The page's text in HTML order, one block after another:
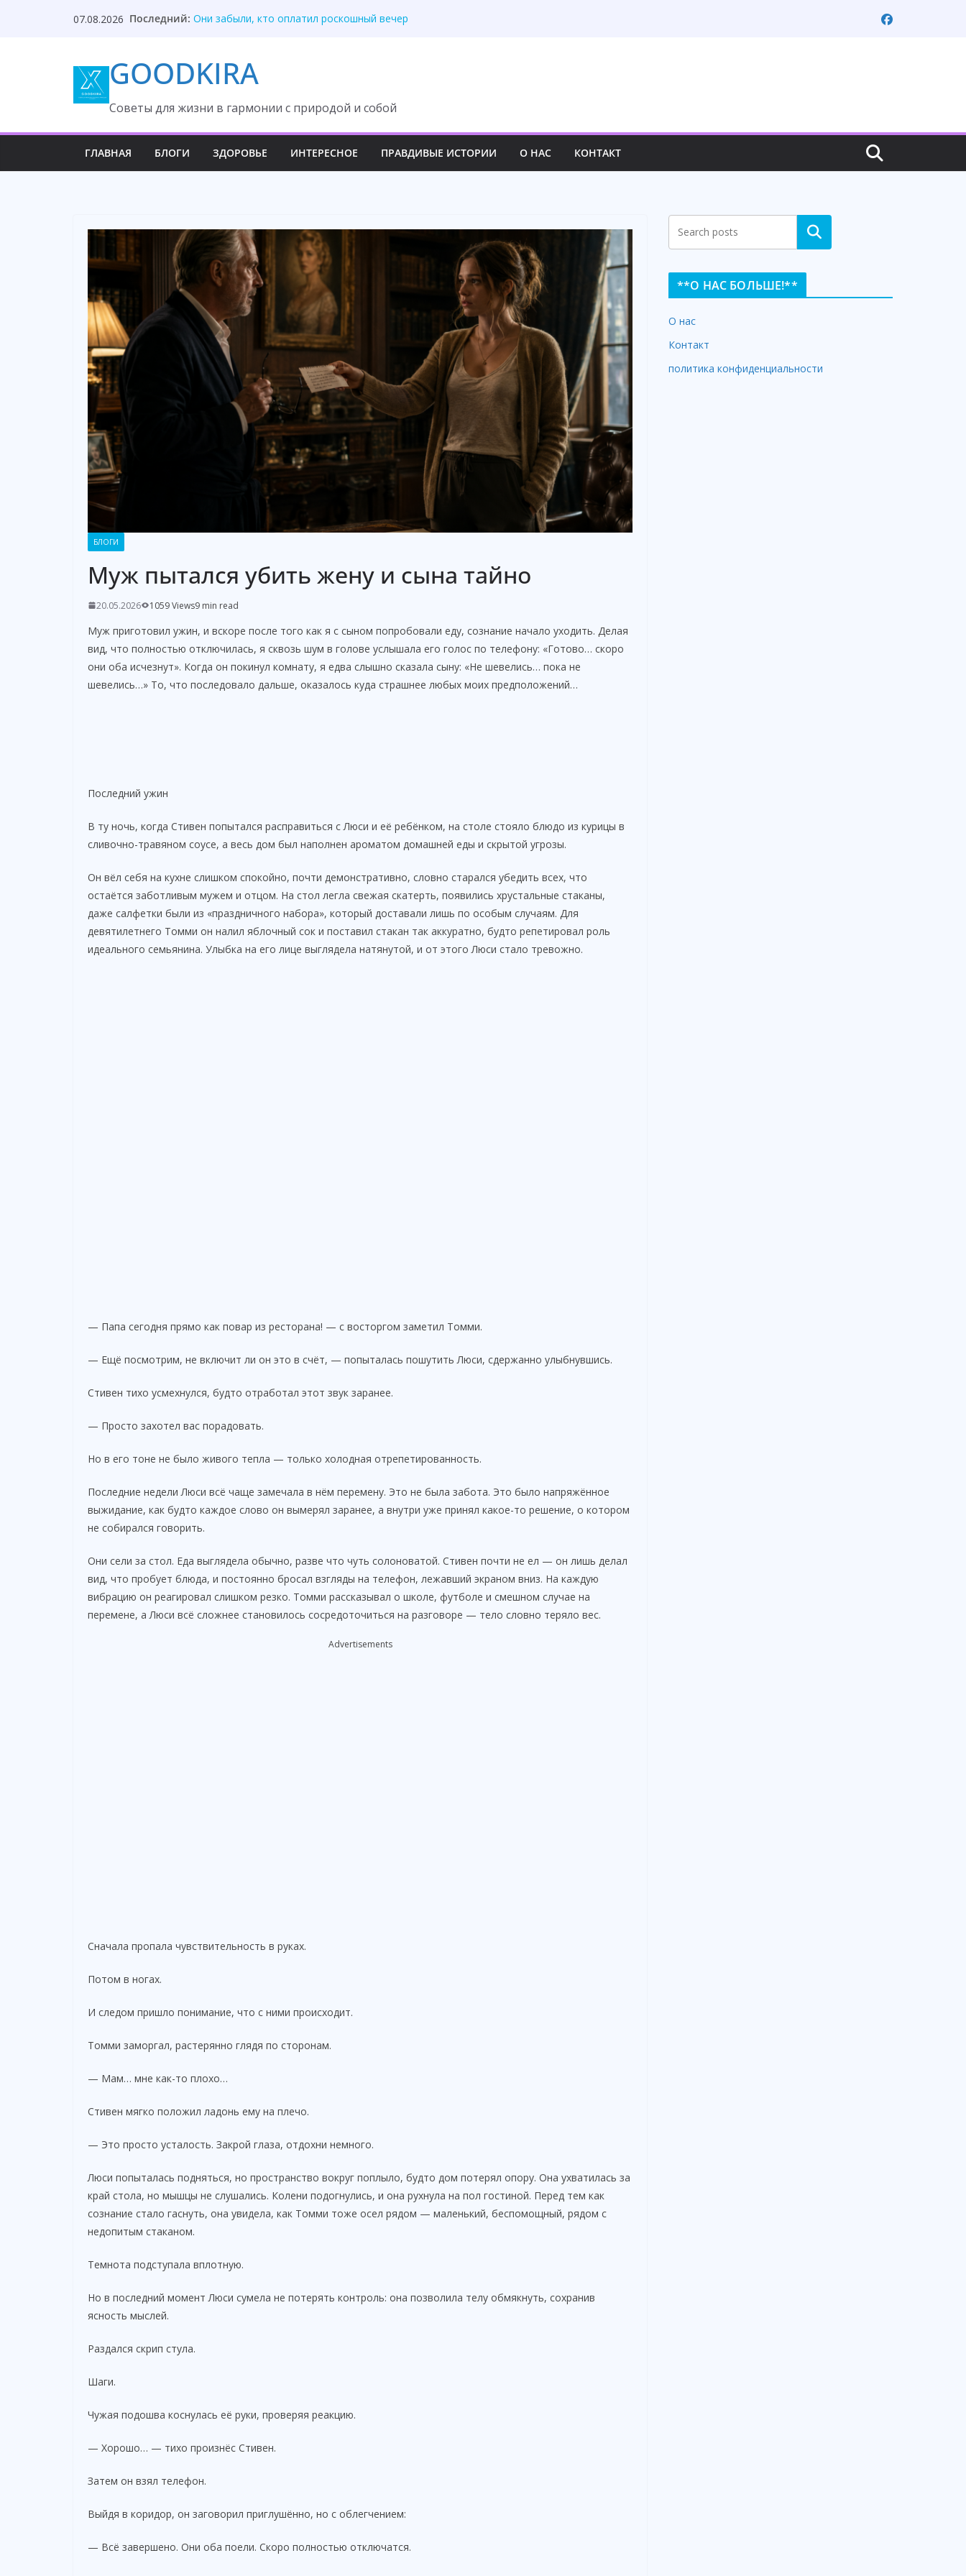
07.08.2026 Последний: Они забыли, кто оплатил роскошный вечер
После унижения невестка изменила свою жизнь
Твой приблудыш не получит с наследства ни
GOODKIRA
Cоветы для жизни в гармонии с природой и собой
ГЛАВНАЯ БЛОГИ ЗДОРОВЬЕ ИНТЕРЕСНОЕ ПРАВДИВЫЕ ИСТОРИИ О НАС КОНТАКТ
БЛОГИ
Муж пытался убить жену и сына тайно
20.05.2026 1059 Views9 min read
Муж приготовил ужин, и вскоре после того как я с сыном попробовали еду, сознание начало уходить. Делая
вид, что полностью отключилась, я сквозь шум в голове услышала его голос по телефону: «Готово… скоро
они оба исчезнут». Когда он покинул комнату, я едва слышно сказала сыну: «Не шевелись… пока не
шевелись…» То, что последовало дальше, оказалось куда страшнее любых моих предположений…
Последний ужин
В ту ночь, когда Стивен попытался расправиться с Люси и её ребёнком, на столе стояло блюдо из курицы в
сливочно-травяном соусе, а весь дом был наполнен ароматом домашней еды и скрытой угрозы.
Он вёл себя на кухне слишком спокойно, почти демонстративно, словно старался убедить всех, что
остаётся заботливым мужем и отцом. На стол легла свежая скатерть, появились хрустальные стаканы,
даже салфетки были из «праздничного набора», который доставали лишь по особым случаям. Для
девятилетнего Томми он налил яблочный сок и поставил стакан так аккуратно, будто репетировал роль
идеального семьянина. Улыбка на его лице выглядела натянутой, и от этого Люси стало тревожно.
— Папа сегодня прямо как повар из ресторана! — с восторгом заметил Томми.
— Ещё посмотрим, не включит ли он это в счёт, — попыталась пошутить Люси, сдержанно улыбнувшись.
Стивен тихо усмехнулся, будто отработал этот звук заранее.
— Просто захотел вас порадовать.
Но в его тоне не было живого тепла — только холодная отрепетированность.
Последние недели Люси всё чаще замечала в нём перемену. Это не была забота. Это было напряжённое
выжидание, как будто каждое слово он вымерял заранее, а внутри уже принял какое-то решение, о котором
не собирался говорить.
Они сели за стол. Еда выглядела обычно, разве что чуть солоноватой. Стивен почти не ел — он лишь делал
вид, что пробует блюда, и постоянно бросал взгляды на телефон, лежавший экраном вниз. На каждую
вибрацию он реагировал слишком резко. Томми рассказывал о школе, футболе и смешном случае на
перемене, а Люси всё сложнее становилось сосредоточиться на разговоре — тело словно теряло вес.
Advertisements
Сначала пропала чувствительность в руках.
Потом в ногах.
И следом пришло понимание, что с ними происходит.
Томми заморгал, растерянно глядя по сторонам.
— Мам… мне как-то плохо…
Стивен мягко положил ладонь ему на плечо.
— Это просто усталость. Закрой глаза, отдохни немного.
Люси попыталась подняться, но пространство вокруг поплыло, будто дом потерял опору. Она ухватилась за
край стола, но мышцы не слушались. Колени подогнулись, и она рухнула на пол гостиной. Перед тем как
сознание стало гаснуть, она увидела, как Томми тоже осел рядом — маленький, беспомощный, рядом с
недопитым стаканом.
Темнота подступала вплотную.
Но в последний момент Люси сумела не потерять контроль: она позволила телу обмякнуть, сохранив
ясность мыслей.
Раздался скрип стула.
Шаги.
Чужая подошва коснулась её руки, проверяя реакцию.
— Хорошо… — тихо произнёс Стивен.
Затем он взял телефон.
Выйдя в коридор, он заговорил приглушённо, но с облегчением:
— Всё завершено. Они оба поели. Скоро полностью отключатся.
Search
**О НАС БОЛЬШЕ!**
О нас
Контакт
политика конфиденциальности